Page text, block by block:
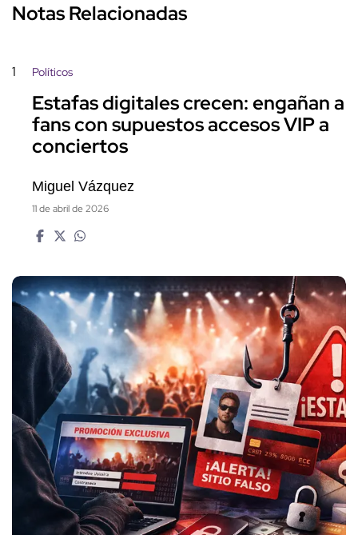
Notas Relacionadas
1 Políticos
Estafas digitales crecen: engañan a
fans con supuestos accesos VIP a
conciertos
Miguel Vázquez
11 de abril de 2026